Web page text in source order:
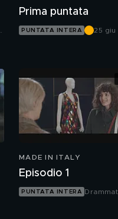
Prima puntata
PUNTATA INTERA
25 giu
MADE IN ITALY
Episodio 1
PUNTATA INTERA